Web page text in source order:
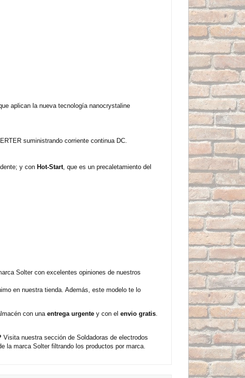
aplican la nueva tecnología nanocrystaline
suministrando corriente continua DC.
y con Hot-Start, que es un precaletamiento del
Solter con excelentes opiniones de nuestros
en nuestra tienda. Además, este modelo te lo
con una entrega urgente y con el envio gratis.
Visita nuestra sección de Soldadoras de electrodos
la marca Solter filtrando los productos por marca.